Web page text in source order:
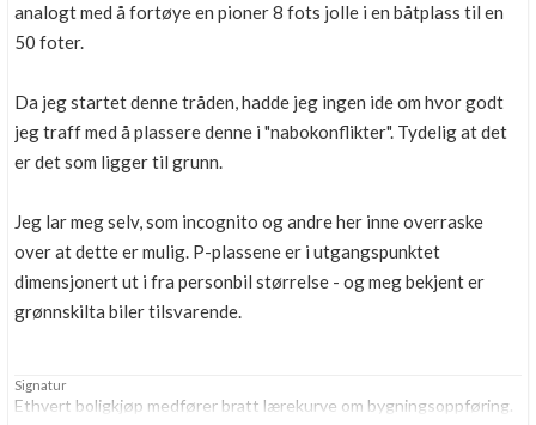
analogt med å fortøye en pioner 8 fots jolle i en båtplass til en
50 foter.
Da jeg startet denne tråden, hadde jeg ingen ide om hvor godt
jeg traff med å plassere denne i "nabokonflikter". Tydelig at det
er det som ligger til grunn.
Jeg lar meg selv, som incognito og andre her inne overraske
over at dette er mulig. P-plassene er i utgangspunktet
dimensjonert ut i fra personbil størrelse - og meg bekjent er
grønnskilta biler tilsvarende.
Signatur
Ethvert boligkjøp medfører bratt lærekurve om bygningsoppføring.